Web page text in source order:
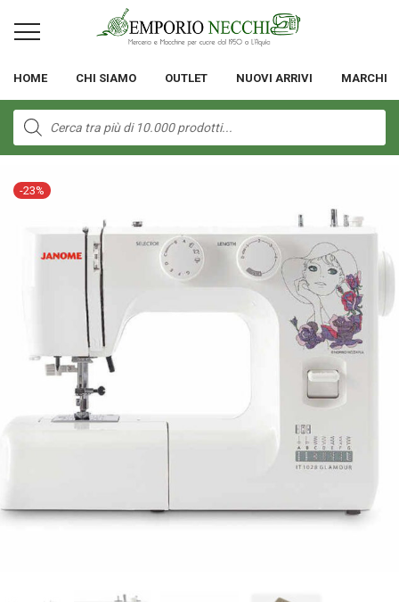
HOME CHI SIAMO OUTLET NUOVI ARRIVI MARCHI
Products
search
-23%